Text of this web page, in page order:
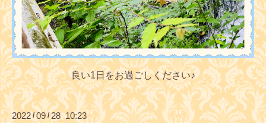
良い1日をお過ごしください♪
2022/09/28 10:23